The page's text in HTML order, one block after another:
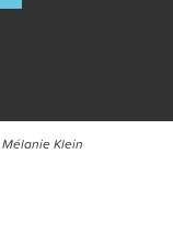
Mélanie Klein